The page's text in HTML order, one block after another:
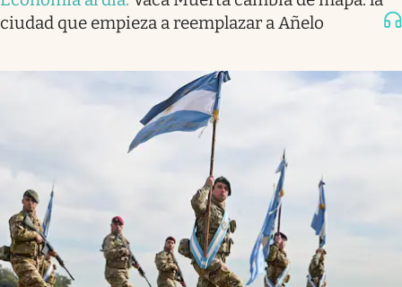
ciudad que empieza a reemplazar a Añelo